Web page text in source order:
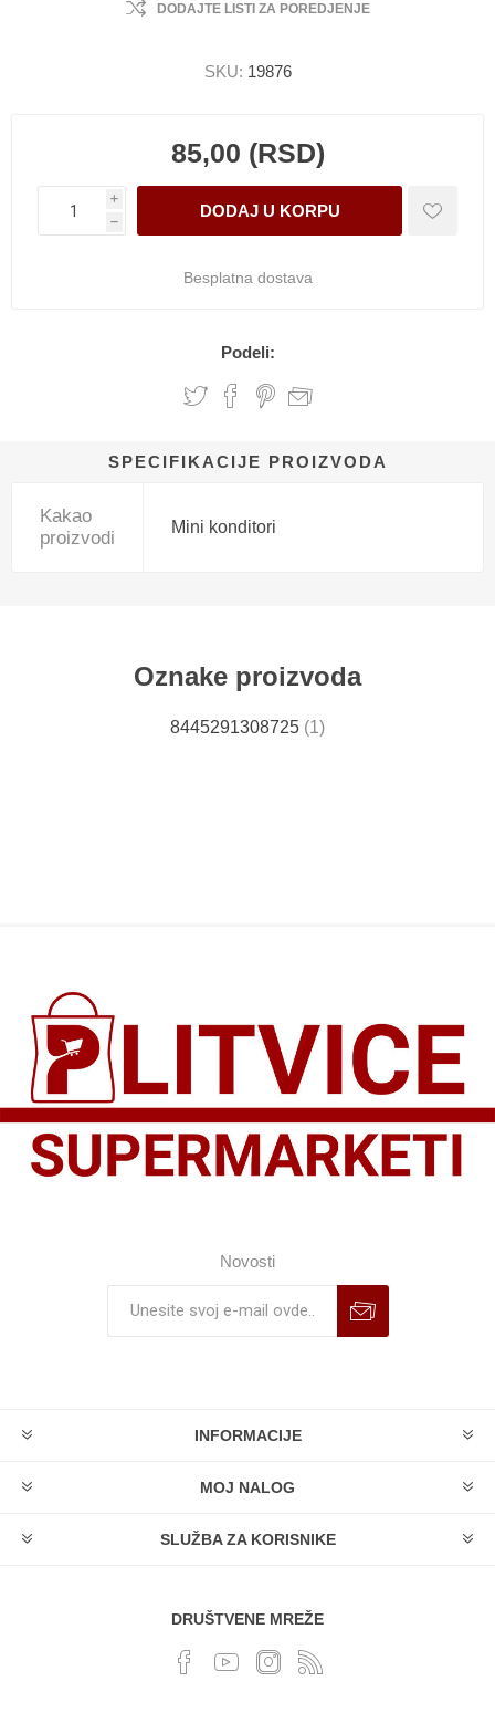
DODAJTE LISTI ZA POREDJENJE
SKU: 19876
85,00 (RSD)
i
h
Besplatna dostava
Podeli:
SPECIFIKACIJE PROIZVODA
Kakao
proizvodi
Mini konditori
Oznake proizvoda
8445291308725 (1)
Novosti
INFORMACIJE
MOJ NALOG
SLUŽBA ZA KORISNIKE
DRUŠTVENE MREŽE